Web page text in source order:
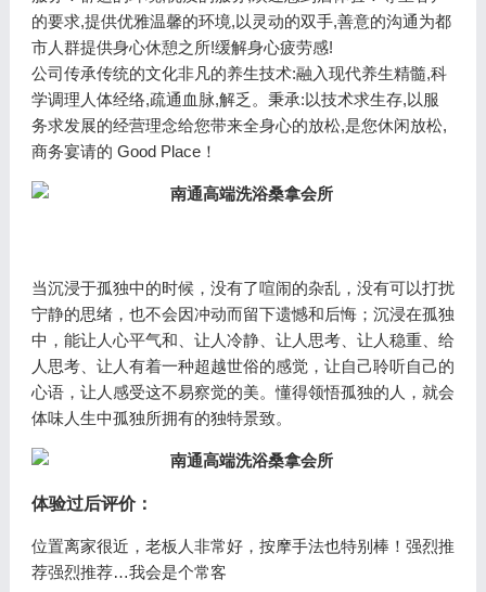
的要求,提供优雅温馨的环境,以灵动的双手,善意的沟通为都
市人群提供身心休憩之所!缓解身心疲劳感!
公司传承传统的文化非凡的养生技术:融入现代养生精髓,科
学调理人体经络,疏通血脉,解乏。秉承:以技术求生存,以服
务求发展的经营理念给您带来全身心的放松,是您休闲放松,
商务宴请的 Good Place！
当沉浸于孤独中的时候，没有了喧闹的杂乱，没有可以打扰
宁静的思绪，也不会因冲动而留下遗憾和后悔；沉浸在孤独
中，能让人心平气和、让人冷静、让人思考、让人稳重、给
人思考、让人有着一种超越世俗的感觉，让自己聆听自己的
心语，让人感受这不易察觉的美。懂得领悟孤独的人，就会
体味人生中孤独所拥有的独特景致。
体验过后评价：
位置离家很近，老板人非常好，按摩手法也特别棒！强烈推
荐强烈推荐…我会是个常客